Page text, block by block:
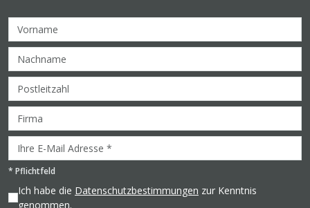
* Pflichtfeld
Ich habe die Datenschutzbestimmungen zur Kenntnis
genommen.